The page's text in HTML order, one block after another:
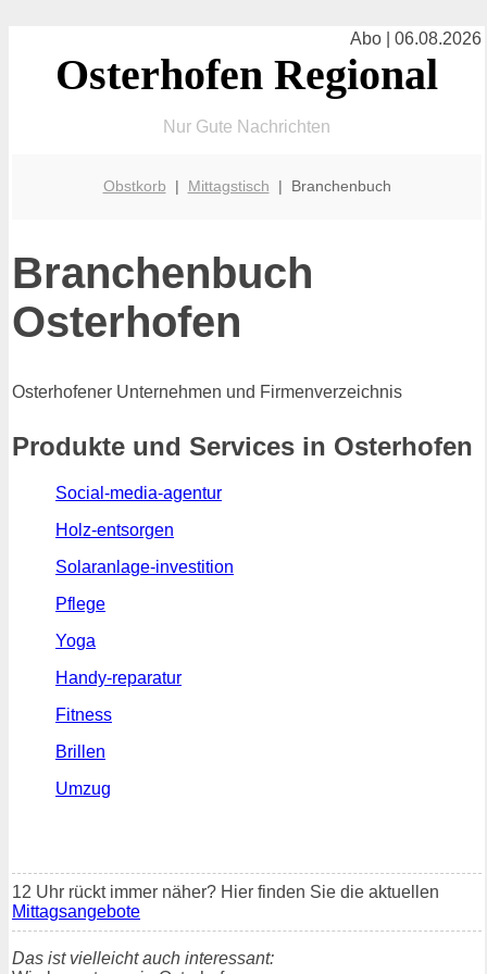
Abo | 06.08.2026
Osterhofen Regional
Nur Gute Nachrichten
Obstkorb | Mittagstisch | Branchenbuch
Branchenbuch
Osterhofen
Osterhofener Unternehmen und Firmenverzeichnis
Produkte und Services in Osterhofen
Social-media-agentur
Holz-entsorgen
Solaranlage-investition
Pflege
Yoga
Handy-reparatur
Fitness
Brillen
Umzug
12 Uhr rückt immer näher? Hier finden Sie die aktuellen
Mittagsangebote
Das ist vielleicht auch interessant: